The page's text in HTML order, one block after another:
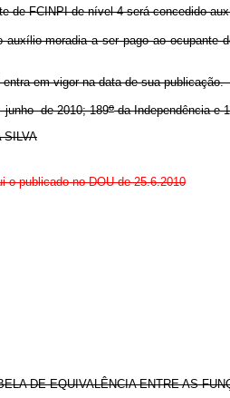
de FCINPI de nível 4 será concedido
moradia a ser pago ao ocupante
em vigor na data de sua publicação.
de 2010; 189oda Independência e
SILVA
o publicado no DOU de 25.6.2010
DE EQUIVALÊNCIA ENTRE AS